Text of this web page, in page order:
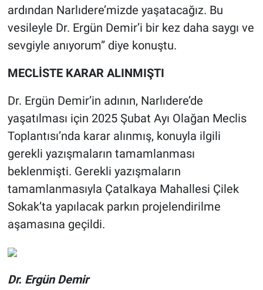
ardından Narlıdere’mizde yaşatacağız. Bu
vesileyle Dr. Ergün Demir’i bir kez daha saygı ve
sevgiyle anıyorum” diye konuştu.
MECLİSTE KARAR ALINMIŞTI
Dr. Ergün Demir’in adının, Narlıdere’de
yaşatılması için 2025 Şubat Ayı Olağan Meclis
Toplantısı’nda karar alınmış, konuyla ilgili
gerekli yazışmaların tamamlanması
beklenmişti. Gerekli yazışmaların
tamamlanmasıyla Çatalkaya Mahallesi Çilek
Sokak’ta yapılacak parkın projelendirilme
aşamasına geçildi.
Dr. Ergün Demir